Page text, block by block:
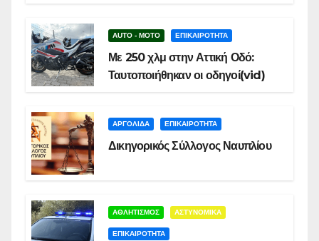
AUTO - MOTO ΕΠΙΚΑΙΡΟΤΗΤΑ
Με 250 χλμ στην Αττική Οδό:
Ταυτοποιήθηκαν οι οδηγοί(vid)
ΑΡΓΟΛΙΔΑ ΕΠΙΚΑΙΡΟΤΗΤΑ
Δικηγορικός Σύλλογος Ναυπλίου
ΑΘΛΗΤΙΣΜΟΣ ΑΣΤΥΝΟΜΙΚΑ
ΕΠΙΚΑΙΡΟΤΗΤΑ